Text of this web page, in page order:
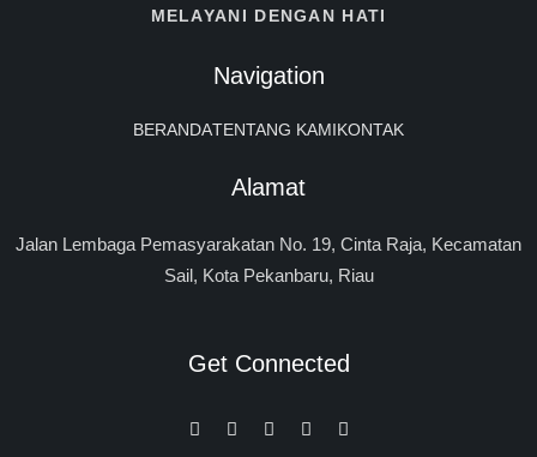
MELAYANI DENGAN HATI
Navigation
BERANDATENTANG KAMIKONTAK
Alamat
Jalan Lembaga Pemasyarakatan No. 19, Cinta Raja, Kecamatan
Sail, Kota Pekanbaru, Riau
Get Connected